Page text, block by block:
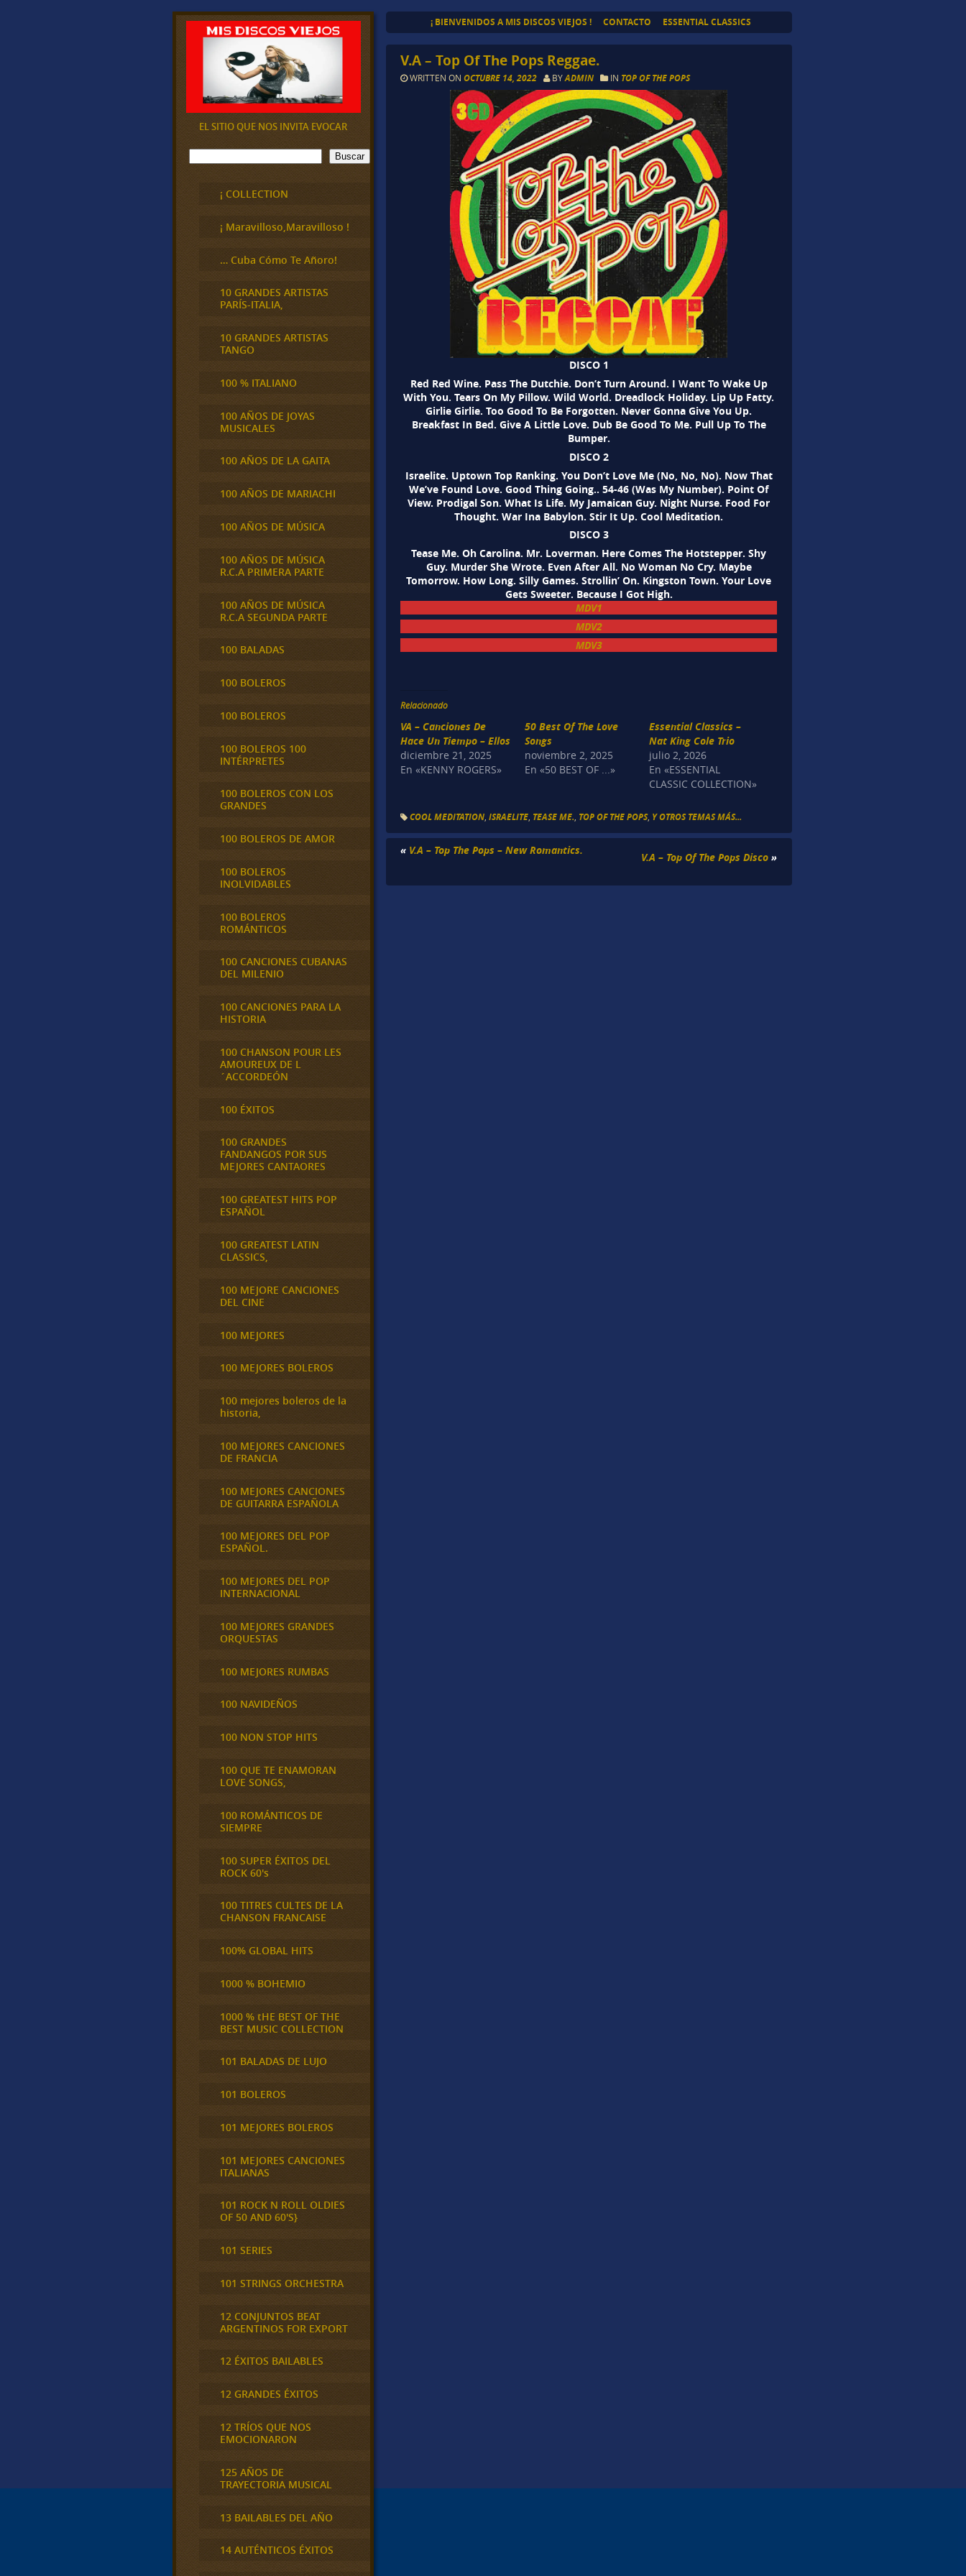
¡ BIENVENIDOS A MIS DISCOS VIEJOS ! CONTACTO ESSENTIAL CLASSICS
V.A – Top Of The Pops Reggae.
WRITTEN ONOCTUBRE 14, 2022 BYADMIN IN TOP OF THE POPS
DISCO 1
Red Red Wine. Pass The Dutchie. Don’t Turn Around. I Want To Wake Up
With You. Tears On My Pillow. Wild World. Dreadlock Holiday. Lip Up Fatty.
Girlie Girlie. Too Good To Be Forgotten. Never Gonna Give You Up.
Breakfast In Bed. Give A Little Love. Dub Be Good To Me. Pull Up To The
Bumper.
DISCO 2
Israelite. Uptown Top Ranking. You Don’t Love Me (No, No, No). Now That
We’ve Found Love. Good Thing Going.. 54-46 (Was My Number). Point Of
View. Prodigal Son. What Is Life. My Jamaican Guy. Night Nurse. Food For
Thought. War Ina Babylon. Stir It Up. Cool Meditation.
DISCO 3
Tease Me. Oh Carolina. Mr. Loverman. Here Comes The Hotstepper. Shy
Guy. Murder She Wrote. Even After All. No Woman No Cry. Maybe
Tomorrow. How Long. Silly Games. Strollin’ On. Kingston Town. Your Love
Gets Sweeter. Because I Got High.
MDV1
MDV2
MDV3
Relacionado
VA – Canciones De
Hace Un Tiempo – Ellos
diciembre 21, 2025
En «KENNY ROGERS»
50 Best Of The Love
Songs
noviembre 2, 2025
En «50 BEST OF ...»
Essential Classics –
Nat King Cole Trio
julio 2, 2026
En «ESSENTIAL
CLASSIC COLLECTION»
COOL MEDITATION,ISRAELITE, TEASE ME., TOP OF THE POPS, Y OTROS TEMAS MÁS...
« V.A – Top The Pops – New Romantics.
V.A – Top Of The Pops Disco »
EL SITIO QUE NOS INVITA EVOCAR
B
u
Buscar
¡ COLLECTION
¡ Maravilloso,Maravilloso !
… Cuba Cómo Te Añoro!
10 GRANDES ARTISTAS
PARÍS-ITALIA,
10 GRANDES ARTISTAS
TANGO
100 % ITALIANO
100 AÑOS DE JOYAS
MUSICALES
100 AÑOS DE LA GAITA
100 AÑOS DE MARIACHI
100 AÑOS DE MÚSICA
100 AÑOS DE MÚSICA
R.C.A PRIMERA PARTE
100 AÑOS DE MÚSICA
R.C.A SEGUNDA PARTE
100 BALADAS
100 BOLEROS
100 BOLEROS
100 BOLEROS 100
INTÉRPRETES
100 BOLEROS CON LOS
GRANDES
100 BOLEROS DE AMOR
100 BOLEROS
INOLVIDABLES
100 BOLEROS
ROMÁNTICOS
100 CANCIONES CUBANAS
DEL MILENIO
100 CANCIONES PARA LA
HISTORIA
100 CHANSON POUR LES
AMOUREUX DE L
´ACCORDEÓN
100 ÉXITOS
100 GRANDES
FANDANGOS POR SUS
MEJORES CANTAORES
100 GREATEST HITS POP
ESPAÑOL
100 GREATEST LATIN
CLASSICS,
100 MEJORE CANCIONES
DEL CINE
100 MEJORES
100 MEJORES BOLEROS
100 mejores boleros de la
historia,
100 MEJORES CANCIONES
DE FRANCIA
100 MEJORES CANCIONES
DE GUITARRA ESPAÑOLA
100 MEJORES DEL POP
ESPAÑOL.
100 MEJORES DEL POP
INTERNACIONAL
100 MEJORES GRANDES
ORQUESTAS
100 MEJORES RUMBAS
100 NAVIDEÑOS
100 NON STOP HITS
100 QUE TE ENAMORAN
LOVE SONGS,
100 ROMÁNTICOS DE
SIEMPRE
100 SUPER ÉXITOS DEL
ROCK 60's
100 TITRES CULTES DE LA
CHANSON FRANCAISE
100% GLOBAL HITS
1000 % BOHEMIO
1000 % tHE BEST OF THE
BEST MUSIC COLLECTION
101 BALADAS DE LUJO
101 BOLEROS
101 MEJORES BOLEROS
101 MEJORES CANCIONES
ITALIANAS
101 ROCK N ROLL OLDIES
OF 50 AND 60'S}
101 SERIES
101 STRINGS ORCHESTRA
12 CONJUNTOS BEAT
ARGENTINOS FOR EXPORT
12 ÉXITOS BAILABLES
12 GRANDES ÉXITOS
12 TRÍOS QUE NOS
EMOCIONARON
125 AÑOS DE
TRAYECTORIA MUSICAL
13 BAILABLES DEL AÑO
14 AUTÉNTICOS ÉXITOS